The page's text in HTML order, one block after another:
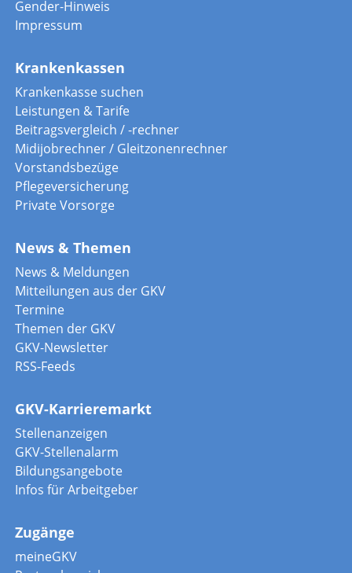
Gender-Hinweis
Impressum
Krankenkassen
Krankenkasse suchen
Leistungen & Tarife
Beitragsvergleich / -rechner
Midijobrechner / Gleitzonenrechner
Vorstandsbezüge
Pflegeversicherung
Private Vorsorge
News & Themen
News & Meldungen
Mitteilungen aus der GKV
Termine
Themen der GKV
GKV-Newsletter
RSS-Feeds
GKV-Karrieremarkt
Stellenanzeigen
GKV-Stellenalarm
Bildungsangebote
Infos für Arbeitgeber
Zugänge
meineGKV